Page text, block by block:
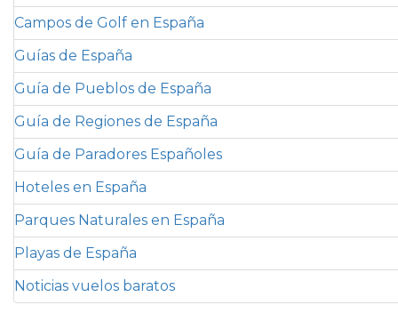
Campos de Golf en España
Guías de España
Guía de Pueblos de España
Guía de Regiones de España
Guía de Paradores Españoles
Hoteles en España
Parques Naturales en España
Playas de España
Noticias vuelos baratos